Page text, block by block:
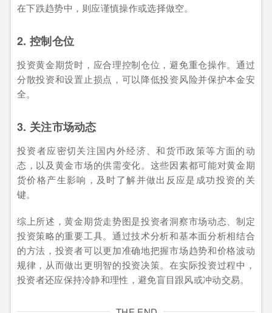
在下跌趋势中，则应谨慎操作或选择做空。
2. 控制仓位
投资黄金期货时，应合理控制仓位，避免重仓操作。通过
分散投资和设置止损点，可以降低投资风险并保护本金安
全。
3. 关注市场动态
投资者应密切关注国内外经济、和货币政策等方面的动
态，以及黄金市场的供需变化。这些因素都可能对黄金期
货价格产生影响，及时了解并做出反应是成功投资的关
键。
综上所述，黄金期货走势图是投资者洞察市场动态、制定
投资策略的重要工具。通过技术分析和基本面分析相结合
的方法，投资者可以更加准确地把握市场趋势和价格波动
规律，从而做出更明智的投资决策。在实际投资过程中，
投资者还应保持冷静和理性，避免盲目跟风或冲动交易。